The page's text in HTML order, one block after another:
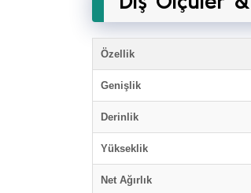
Özellik
Genişlik
Derinlik
Yükseklik
Net Ağırlık